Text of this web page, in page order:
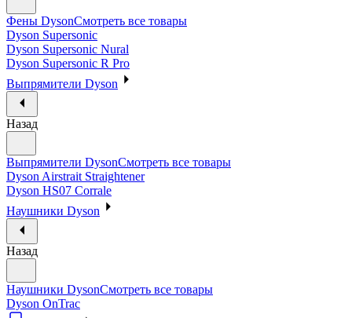
Фены DysonСмотреть все товары
Dyson Supersonic
Dyson Supersonic Nural
Dyson Supersonic R Pro
Выпрямители Dyson
Назад
Выпрямители DysonСмотреть все товары
Dyson Airstrait Straightener
Dyson HS07 Corrale
Наушники Dyson
Назад
Наушники DysonСмотреть все товары
Dyson OnTrac